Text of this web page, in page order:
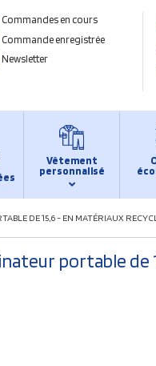
Commandes en cours
Commande enregistrée
Newsletter
Vêtement
personnalisé
DE 15,6 - EN MATÉRIAUX
portable de